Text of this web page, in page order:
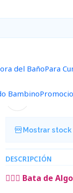
del BañoPara
Bambino
5.0 1
Agregar a
Mostrar
DESCRIPCIÓN
🧖‍♀️✨ Bata de